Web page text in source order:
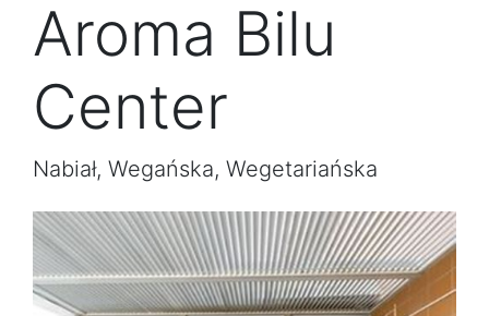
Aroma Bilu
Center
Nabiał, Wegańska, Wegetariańska